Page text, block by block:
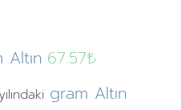
Altın 67.57₺
yılındaki gram Altın